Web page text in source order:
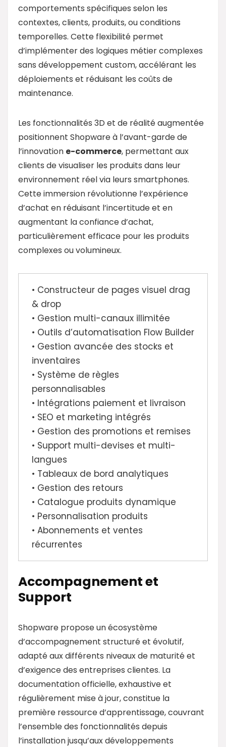
comportements spécifiques selon les
contextes, clients, produits, ou conditions
temporelles. Cette flexibilité permet
d’implémenter des logiques métier complexes
sans développement custom, accélérant les
déploiements et réduisant les coûts de
maintenance.
Les fonctionnalités 3D et de réalité augmentée
positionnent Shopware à l’avant-garde de
l’innovation e-commerce, permettant aux
clients de visualiser les produits dans leur
environnement réel via leurs smartphones.
Cette immersion révolutionne l’expérience
d’achat en réduisant l’incertitude et en
augmentant la confiance d’achat,
particulièrement efficace pour les produits
complexes ou volumineux.
• Constructeur de pages visuel drag
& drop
• Gestion multi-canaux illimitée
• Outils d’automatisation Flow Builder
• Gestion avancée des stocks et
inventaires
• Système de règles
personnalisables
• Intégrations paiement et livraison
• SEO et marketing intégrés
• Gestion des promotions et remises
• Support multi-devises et multi-
langues
• Tableaux de bord analytiques
• Gestion des retours
• Catalogue produits dynamique
• Personnalisation produits
• Abonnements et ventes
récurrentes
Accompagnement et
Support
Shopware propose un écosystème
d’accompagnement structuré et évolutif,
adapté aux différents niveaux de maturité et
d’exigence des entreprises clientes. La
documentation officielle, exhaustive et
régulièrement mise à jour, constitue la
première ressource d’apprentissage, couvrant
l’ensemble des fonctionnalités depuis
l’installation jusqu’aux développements